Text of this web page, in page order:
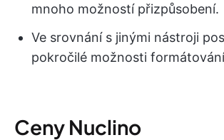
mnoho možností přizpůsobení.
Ve srovnání s jinými nástroji
pokročilé možnosti
Ceny Nuclino